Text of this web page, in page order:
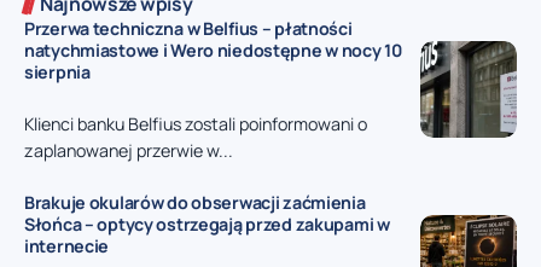
Przerwa techniczna w Belfius – płatności
natychmiastowe i Wero niedostępne w nocy 10
sierpnia
Klienci banku Belfius zostali poinformowani o
zaplanowanej przerwie w...
Brakuje okularów do obserwacji zaćmienia
Słońca – optycy ostrzegają przed zakupami w
internecie